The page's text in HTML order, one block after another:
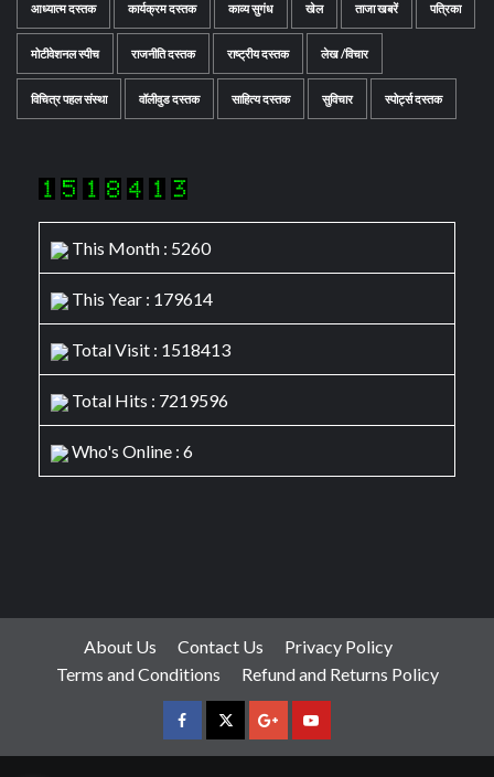
आध्यात्म दस्तक कार्यक्रम दस्तक काव्य सुगंध खेल ताजा खबरें पत्रिका
मोटीवेशनल स्पीच राजनीति दस्तक राष्ट्रीय दस्तक लेख /विचार
विचित्र पहल संस्था वॉलीवुड दस्तक साहित्य दस्तक सुविचार स्पोर्ट्स दस्तक
This Month : 5260
This Year : 179614
Total Visit : 1518413
Total Hits : 7219596
Who's Online : 6
About Us Contact Us
Privacy Policy
Terms and Conditions
Refund and Returns Policy
facebookTwitterGoogleYouTube